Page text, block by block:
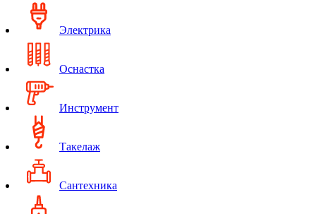
Электрика
Оснастка
Инструмент
Такелаж
Сантехника